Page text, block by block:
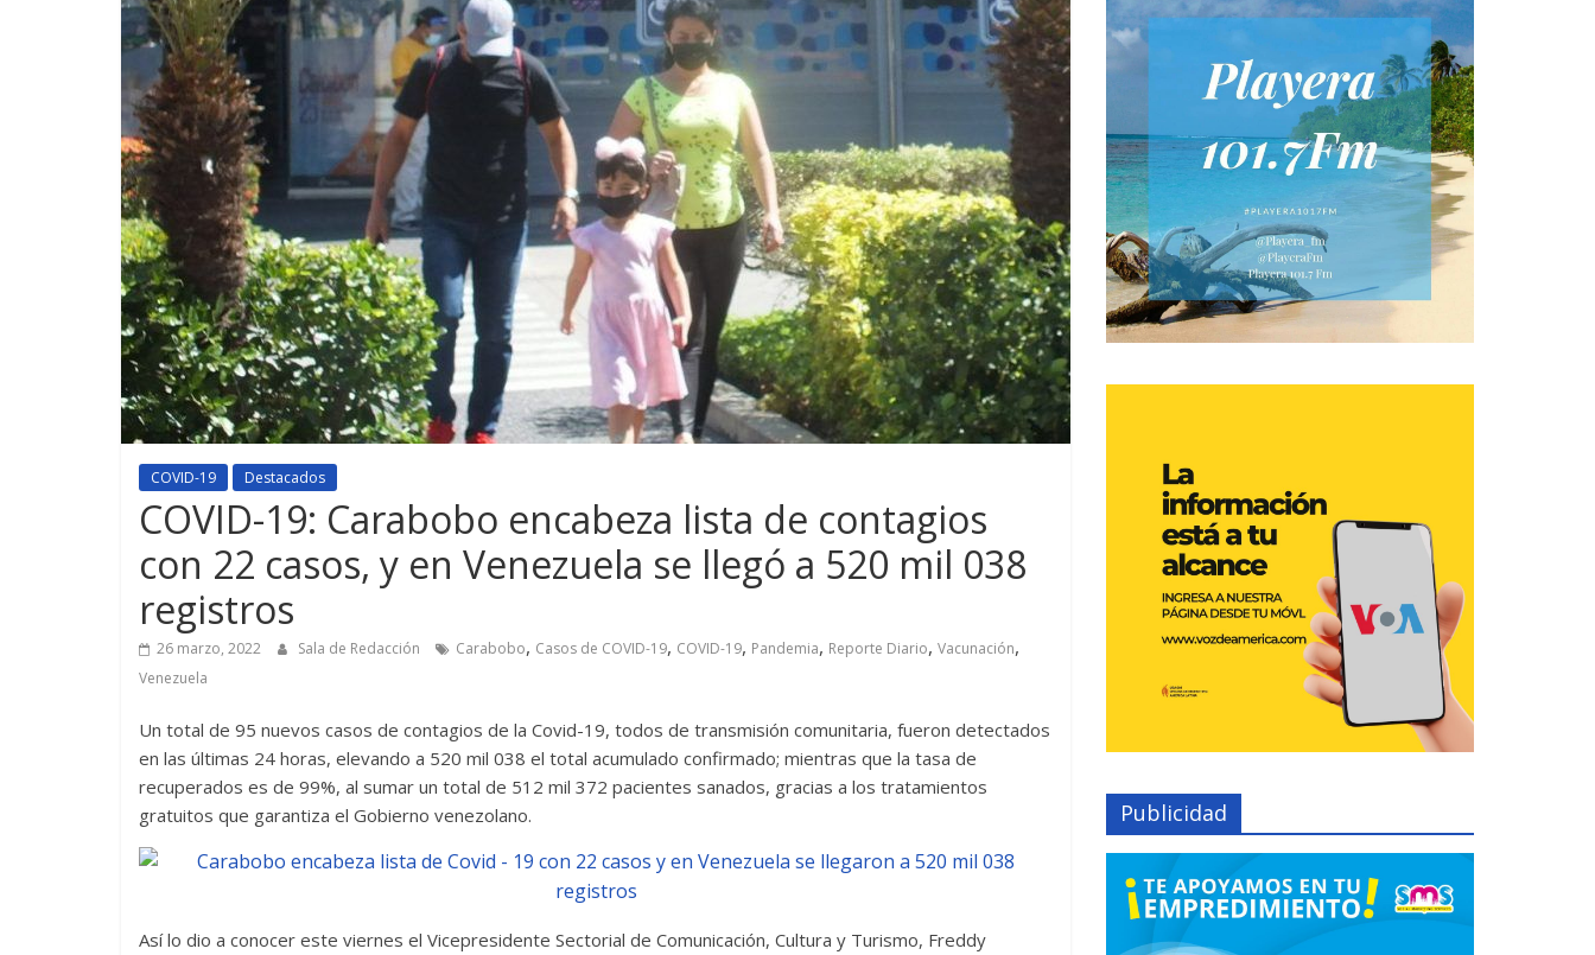
COVID-19 Destacados
COVID-19: Carabobo encabeza lista de contagios
con 22 casos, y en Venezuela se llegó a 520 mil 038
registros
26 marzo, 2022 Sala de Redacción Carabobo, Casos de COVID-19, COVID-19, Pandemia, Reporte Diario, Vacunación,
Venezuela
Un total de 95 nuevos casos de contagios de la Covid-19, todos de transmisión comunitaria, fueron detectados
en las últimas 24 horas, elevando a 520 mil 038 el total acumulado confirmado; mientras que la tasa de
recuperados es de 99%, al sumar un total de 512 mil 372 pacientes sanados, gracias a los tratamientos
gratuitos que garantiza el Gobierno venezolano.
Así lo dio a conocer este viernes el Vicepresidente Sectorial de Comunicación, Cultura y Turismo, Freddy
Publicidad